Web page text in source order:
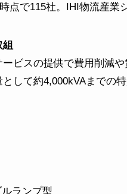
で115社。IHI物流産業
ビスの提供で費用削減や
して約4,000kVAまでの特
ランプ型